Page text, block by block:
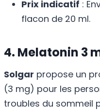
Prix indicatif :
flacon de 20 ml.
4. Melatonin 3
Solgar propose un
(3 mg) pour les
troubles du sommeil